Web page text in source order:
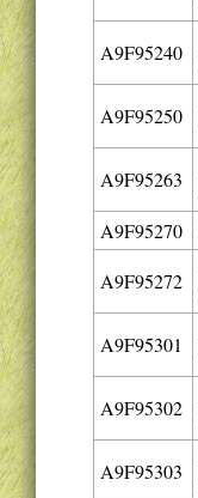
A9F95240
A9F95250
A9F95263
A9F95270
A9F95272
A9F95301
A9F95302
A9F95303